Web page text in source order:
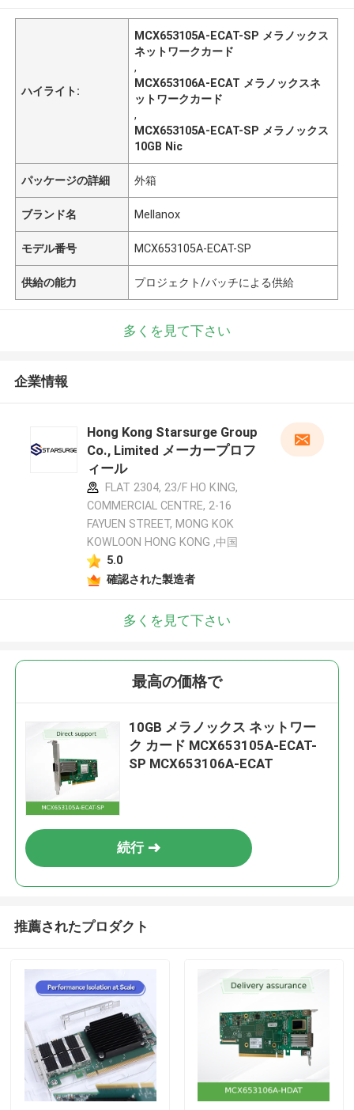
ハイライト:
MCX653105A-ECAT-SP メラノックス
ネットワークカード
,
MCX653106A-ECAT メラノックスネ
ットワークカード
,
MCX653105A-ECAT-SP メラノックス
10GB Nic
パッケージの詳細 外箱
ブランド名 Mellanox
モデル番号 MCX653105A-ECAT-SP
供給の能力 プロジェクト/バッチによる供給
多くを見て下さい
企業情報
Hong Kong Starsurge Group
Co., Limited メーカープロフ
ィール
FLAT 2304, 23/F HO KING,
COMMERCIAL CENTRE, 2-16
FAYUEN STREET, MONG KOK
KOWLOON HONG KONG ,中国
5.0
確認された製造者
多くを見て下さい
最高の価格で
10GB メラノックス ネットワー
ク カード MCX653105A-ECAT-
SP MCX653106A-ECAT
続行
推薦されたプロダクト